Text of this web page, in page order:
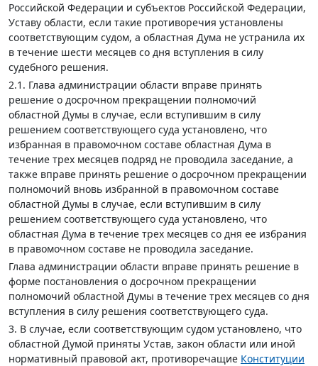
Российской Федерации и субъектов Российской Федерации,
Уставу области, если такие противоречия установлены
соответствующим судом, а областная Дума не устранила их
в течение шести месяцев со дня вступления в силу
судебного решения.
2.1. Глава администрации области вправе принять
решение о досрочном прекращении полномочий
областной Думы в случае, если вступившим в силу
решением соответствующего суда установлено, что
избранная в правомочном составе областная Дума в
течение трех месяцев подряд не проводила заседание, а
также вправе принять решение о досрочном прекращении
полномочий вновь избранной в правомочном составе
областной Думы в случае, если вступившим в силу
решением соответствующего суда установлено, что
областная Дума в течение трех месяцев со дня ее избрания
в правомочном составе не проводила заседание.
Глава администрации области вправе принять решение в
форме постановления о досрочном прекращении
полномочий областной Думы в течение трех месяцев со дня
вступления в силу решения соответствующего суда.
3. В случае, если соответствующим судом установлено, что
областной Думой приняты Устав, закон области или иной
нормативный правовой акт, противоречащие Конституции